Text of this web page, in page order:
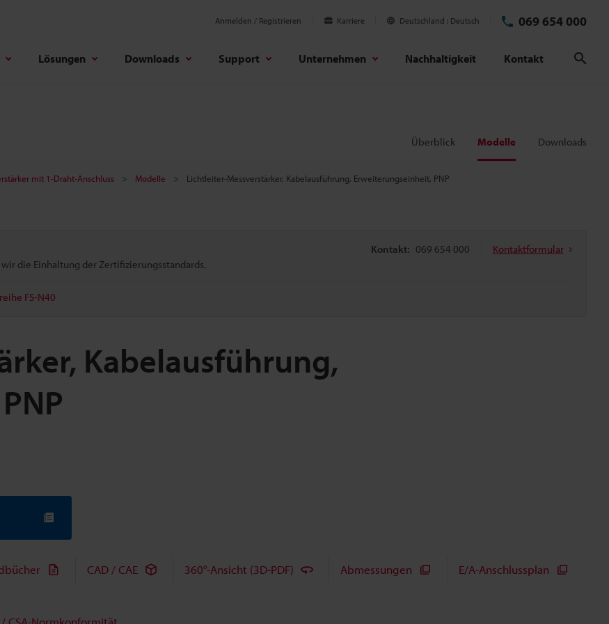
Anmelden / Registrieren Karriere Deutschland Deutsch 069 654 000
Lösungen Downloads Support Unternehmen Nachhaltigkeit Kontakt
Überblick Modelle Downloads
mit 1-Draht-Anschluss Modelle Lichtleiter-Messverstärker, Kabelausführung, Erweiterungseinheit, PNP
die Einhaltung der Zertifizierungsstandards.
FS-N40
Kontakt: 069 654 000 Kontaktformular
Kabelausführung,
CAD / CAE 360°-Ansicht (3D-PDF) Abmessungen E/A-Anschlussplan